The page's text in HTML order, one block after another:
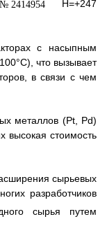
Н=+247
с насыпным
что вызывает
в связи с чем
металлов (Pt, Pd)
высокая стоимость
сырьевых
разработчиков
сырья путем